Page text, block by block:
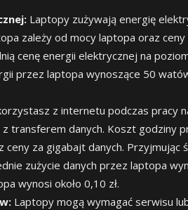
Laptopy zużywają energię
zależy od mocy laptopa oraz
cenę energii elektrycznej na
przez laptopa wynoszące 50
z internetu podczas pracy
transferem danych. Koszt godziny
za gigabajt danych. Przyjmując
zużycie danych przez laptopa
wynosi około 0,10 zł.
Laptopy mogą wymagać serwisu